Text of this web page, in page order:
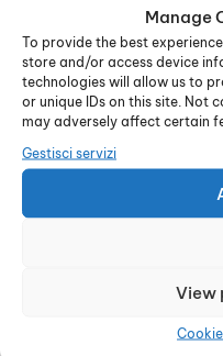
Manage
To provide the best
store and/or access device
technologies will allow us to
or unique IDs on this site. Not
may adversely affect certain
Gestisci servizi
View
controlli previsti
revisione completa
corretto
provvedere, se
pezzi di ricambio
Per quanto riguarda
dispositivi domestici
anni, e consiste in
condizioni della
residui di
Tuttavia, trattandosi